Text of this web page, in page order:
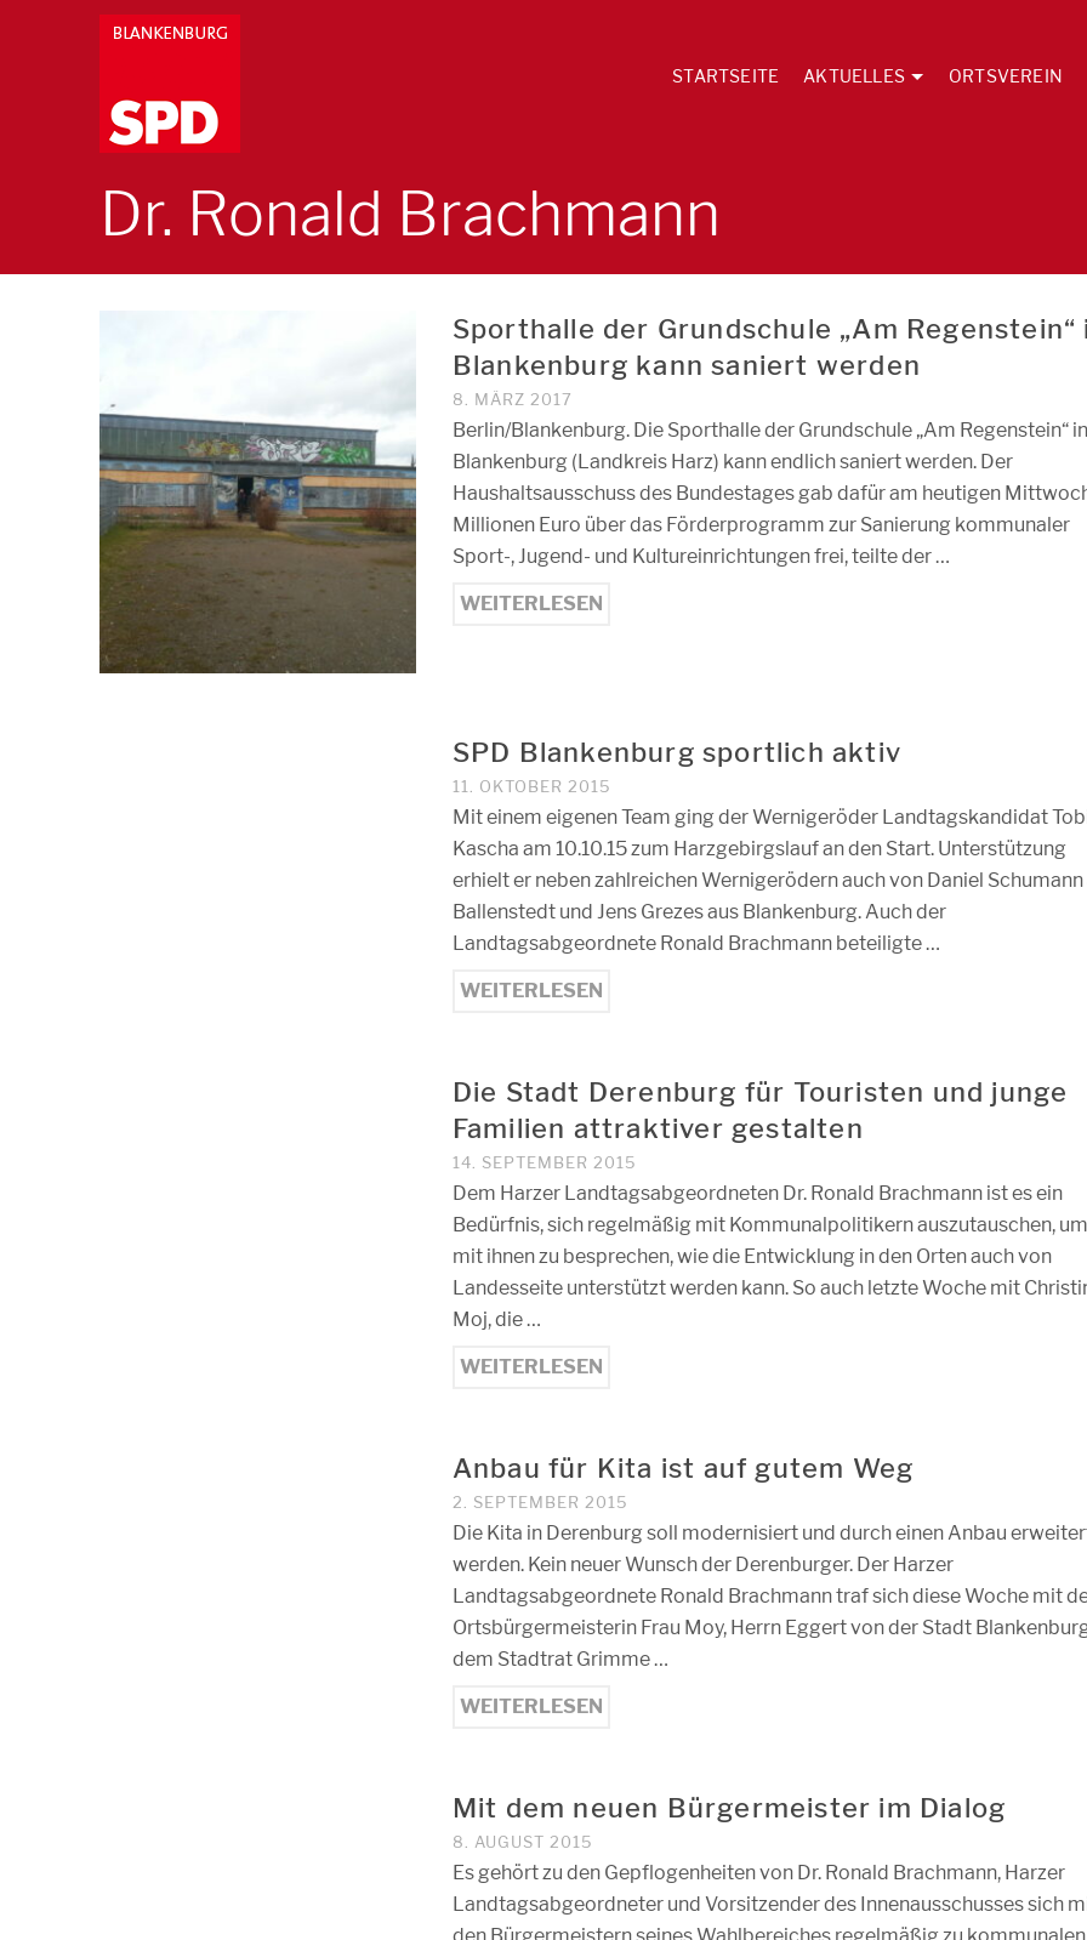
STARTSEITE AKTUELLES ORTSVEREIN
Dr. Ronald Brachmann
Sporthalle der Grundschule „Am Regenstein“
Blankenburg kann saniert werden
8. MÄRZ 2017
Berlin/Blankenburg. Die Sporthalle der Grundschule „Am Regenstein“ in
Blankenburg (Landkreis Harz) kann endlich saniert werden. Der
Haushaltsausschuss des Bundestages gab dafür am heutigen
Millionen Euro über das Förderprogramm zur Sanierung kommunaler
Sport-, Jugend- und Kultureinrichtungen frei, teilte der …
WEITERLESEN
SPD Blankenburg sportlich aktiv
11. OKTOBER 2015
Mit einem eigenen Team ging der Wernigeröder Landtagskandidat
Kascha am 10.10.15 zum Harzgebirgslauf an den Start. Unterstützung
erhielt er neben zahlreichen Wernigerödern auch von Daniel Schumann
Ballenstedt und Jens Grezes aus Blankenburg. Auch der
Landtagsabgeordnete Ronald Brachmann beteiligte …
WEITERLESEN
Die Stadt Derenburg für Touristen und junge
Familien attraktiver gestalten
14. SEPTEMBER 2015
Dem Harzer Landtagsabgeordneten Dr. Ronald Brachmann ist es ein
Bedürfnis, sich regelmäßig mit Kommunalpolitikern auszutauschen, um
mit ihnen zu besprechen, wie die Entwicklung in den Orten auch von
Landesseite unterstützt werden kann. So auch letzte Woche mit
Moj, die …
WEITERLESEN
Anbau für Kita ist auf gutem Weg
2. SEPTEMBER 2015
Die Kita in Derenburg soll modernisiert und durch einen Anbau
werden. Kein neuer Wunsch der Derenburger. Der Harzer
Landtagsabgeordnete Ronald Brachmann traf sich diese Woche mit
Ortsbürgermeisterin Frau Moy, Herrn Eggert von der Stadt
dem Stadtrat Grimme …
WEITERLESEN
Mit dem neuen Bürgermeister im Dialog
8. AUGUST 2015
Es gehört zu den Gepflogenheiten von Dr. Ronald Brachmann, Harzer
Landtagsabgeordneter und Vorsitzender des Innenausschusses sich